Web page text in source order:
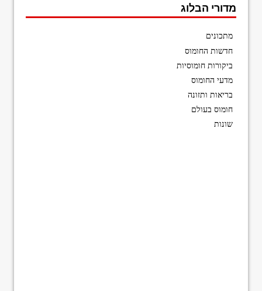
מדורי הבלוג
מתכונים
חדשות החומוס
ביקורות חומוסיות
מדעי החומוס
בריאות ותזונה
חומוס בעולם
שונות